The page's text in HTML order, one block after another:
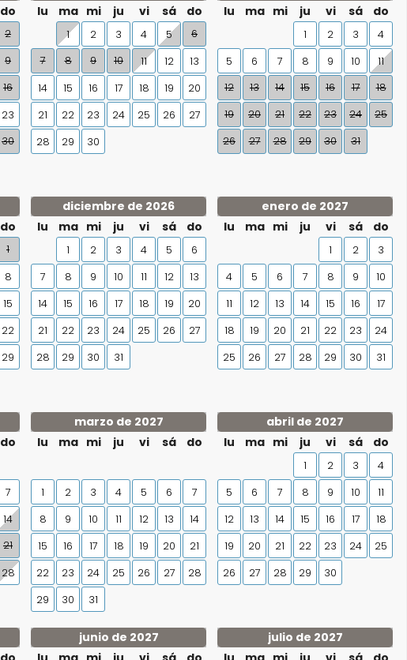
do
2
9
16
23
30
lu
ma mi ju vi sá do
1 2 3 4 5
6
7
8 9 10 11 12
13
14
15 16 17 18 19
20
21
22 23 24 25 26
27
28
29 30
lu
ma mi ju vi sá do
1 2 3
4
5
6 7 8 9 10
11
12
13 14 15 16 17
18
19
20 21 22 23 24
25
26
27 28 29 30 31
do
1
8
15
22
29
diciembre de 2026
lu
ma mi ju vi sá do
1 2 3 4 5
6
7
8 9 10 11 12
13
14
15 16 17 18 19
20
21
22 23 24 25 26
27
28
29 30 31
enero de 2027
lu
ma mi ju vi sá do
1 2
3
4
5 6 7 8 9
10
11
12 13 14 15 16
17
18
19 20 21 22 23
24
25
26 27 28 29 30 31
do
7
14
21
28
marzo de 2027
lu
ma mi ju vi sá do
1 2 3 4 5 6
7
8
9 10 11 12 13
14
15
16 17 18 19 20
21
22
23 24 25 26 27
28
29
30 31
abril de 2027
lu
ma mi ju vi sá do
1 2 3
4
5
6 7 8 9 10
11
12
13 14 15 16 17
18
19
20 21 22 23 24
25
26
27 28 29 30
junio de 2027
julio de 2027